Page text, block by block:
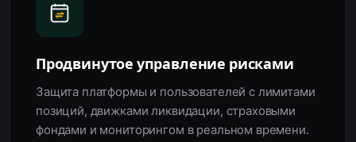
Продвинутое управление рисками
Защита платформы и пользователей с лимитами
позиций, движками ликвидации, страховыми
фондами и мониторингом в реальном времени.